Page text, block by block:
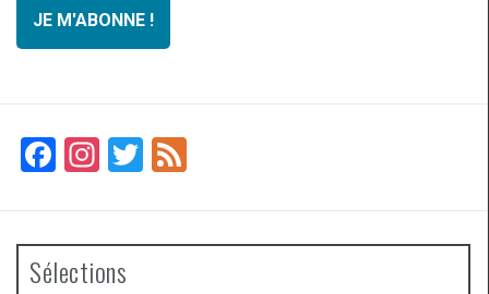
F
b
In
gr
T
er
Sélections